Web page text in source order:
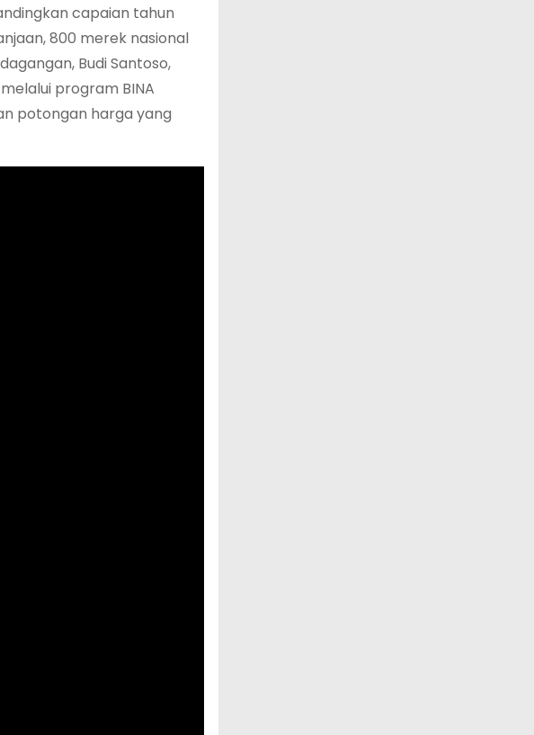
capaian tahun
800 merek nasional
Budi Santoso,
program BINA
potongan harga yang